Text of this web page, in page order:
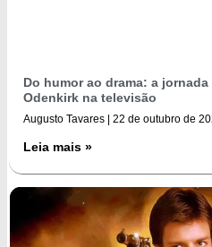
Do humor ao drama: a
Odenkirk na televisão
Augusto Tavares 22 de outubro de
Leia mais »